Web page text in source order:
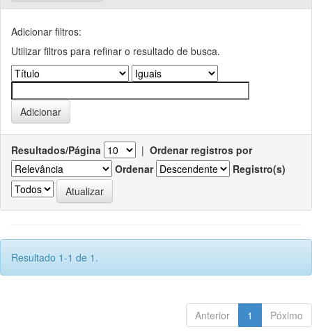
Adicionar filtros:
Utilizar filtros para refinar o resultado de busca.
Resultados/Página | Ordenar registros por
Ordenar
Registro(s)
Resultado 1-1 de 1.
Anterior 1 Póximo